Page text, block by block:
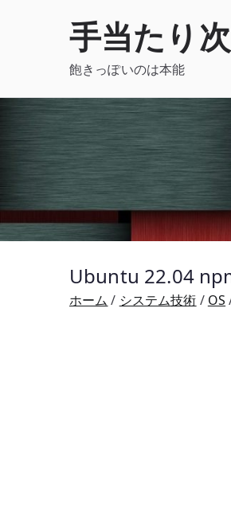
手当たり
飽きっぽいのは本能
Ubuntu 22.04
ホーム システム技術 OS